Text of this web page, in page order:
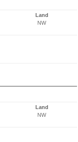
Land
NW
Land
NW